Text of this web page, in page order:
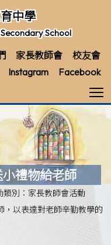
中學
School
家長教師會
校友會
Instagram Facebook
禮物給老師
類別：家長教師會活動
，以表達對老師辛勤教學的